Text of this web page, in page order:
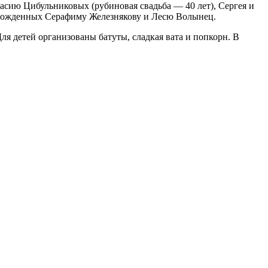
Цибульниковых (рубиновая свадьба — 40 лет), Сергея и
Серафиму Железнякову и Лесю Волынец.
детей организованы батуты, сладкая вата и попкорн. В